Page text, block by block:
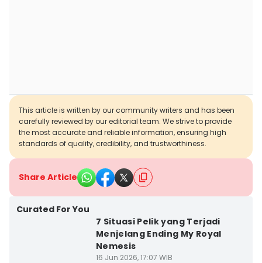
This article is written by our community writers and has been
carefully reviewed by our editorial team. We strive to provide
the most accurate and reliable information, ensuring high
standards of quality, credibility, and trustworthiness.
Share Article
Curated For You
7 Situasi Pelik yang Terjadi
Menjelang Ending My Royal
Nemesis
16 Jun 2026, 17:07 WIB